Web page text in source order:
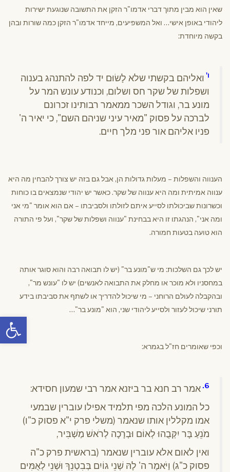
פתח
שאין הוא מבין מתוך דברי אדמו"ר הזקן את התשובה שנוגעת ישירות
ליהודי באופן אישי… ואל המשפיעים, מייחד אדמו"ר הזקן כמה שורות ובהן
בקשה מיוחדת:
ו' ואליהם בקשתי שלא לָשׂוּם יד לפה להתנהג בענוה
ושפלות של שקר חס ושלום, וכנודע עונש המר על
מונע בר, וגודל השכר ממאמר רבותינו זכרונם
לברכה על פסוק "מאיר עיני שניהם השם", כי יאיר ה'
פניו אליהם אור פני מלך חיים.
הענווה והשפלות – מעלות גדולות הן, אבל גם בזה יש צורך להבחין מה היא
ענווה אמיתית ומה היא ענווה של שקר. כאשר יש יהודי שנמצאים בו כוחות
וכשרונות שביכולתו לסייע איתם לזולתו ולסביבתו – אם הוא אומר "מי אני
ומה אני", הנהגתו זו היא בבחינת "ענווה ושפלות של שקר", ועל פי התורה
הוא טועה בטעות חמורה.
יש לכך גם השלכות: מי ש"מונע בר" (יש לו תבואה רבה והוא סוגר אותה
במחסניו ולא מוכר או מחלק את התבואה לאנשים) יש לו "עונש מר",
ובהקבלה לעולם הרוחני – מי שיכול להדריך או לשתף את סביבתו בידע
תורני שיכול לעזור ולסייע ליהודי שני, הוא "מונע בר"…
וכפי שאומרים חז"ל בגמרא:
6. אמר רב חנא בר ביזנא אמר רבי שמעון חסידא:
כל המונע הלכה מפי תלמיד אפילו עוברין שבמעי
אמו מקללין אותו שנאמר (משלי פרק י"א פסוק כ"ו)
מֹנֵעַ בָּר יִקְּבֻהוּ לְאוֹם וּבְרָכָה לְרֹאשׁ מַשְׁבִּיר,
ואין לאום אלא עוברין שנאמר (בראשית פרק כ"ה
פסוק כ"ג) וַיֹּאמֶר ה' לָהּ שְׁנֵי גוֹיִם בְּבִטְנֵךְ וּשְׁנֵי לְאֻמִּים